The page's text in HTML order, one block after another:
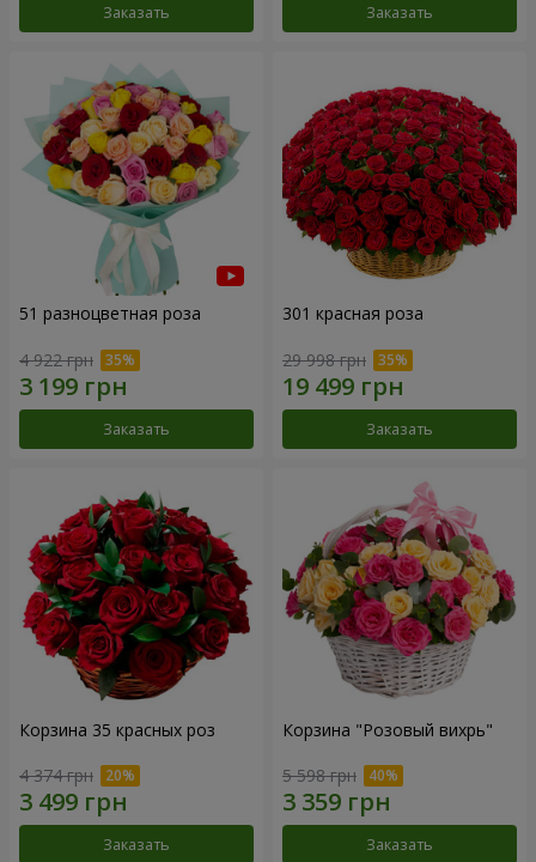
Заказать Заказать
51 разноцветная роза
4 922 грн
Заказать
301 красная роза
29 998 грн
Заказать
Корзина 35 красных роз
4 374 грн
Заказать
Корзина "Розовый вихрь"
5 598 грн
Заказать